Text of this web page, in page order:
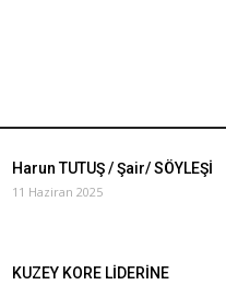
Harun TUTUŞ / Şair/ SÖYLEŞİ
11 Haziran 2025
KUZEY KORE LİDERİNE